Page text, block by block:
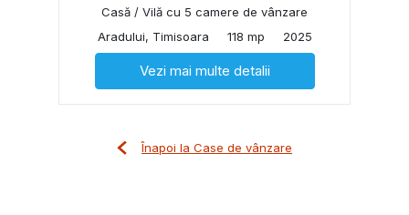
Casă / Vilă cu 5 camere de vânzare
Aradului, Timisoara
118 mp 2025
Vezi mai multe detalii
Înapoi la Case de vânzare